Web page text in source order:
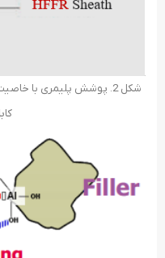
شکل 2. پوشش پلیمری با